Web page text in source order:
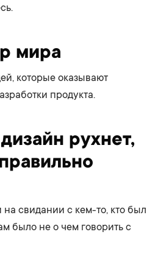
мира
которые оказывают
продукта.
рухнет,
свидании с кем-то, кто был
было не о чем говорить с